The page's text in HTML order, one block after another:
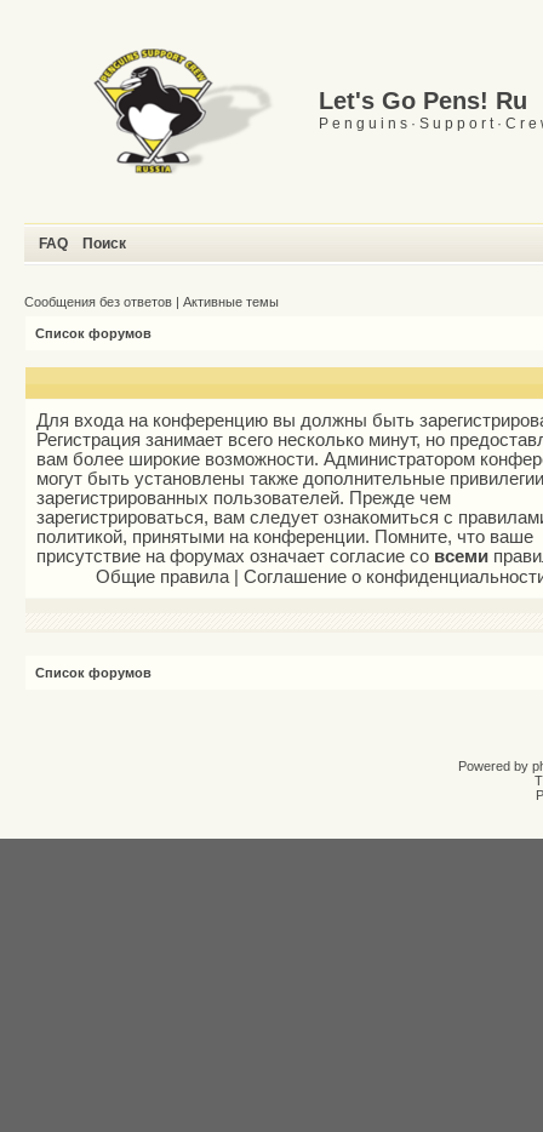
Let's Go Pens! Ru
P e n g u i n s · S u p p o r t · C r e
FAQ Поиск
Сообщения без ответов | Активные темы
Список форумов
Для входа на конференцию вы должны быть
Регистрация занимает всего несколько минут, но
вам более широкие возможности. Администратором
могут быть установлены также дополнительные
зарегистрированных пользователей. Прежде чем
зарегистрироваться, вам следует ознакомиться с
политикой, принятыми на конференции. Помните, что ваше
присутствие на форумах означает согласие со всеми
Общие правила| Соглашение о
Список форумов
Powered by